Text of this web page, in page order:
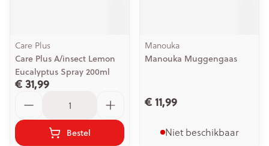
Care Plus
Care Plus A/insect Lemon
Eucalyptus Spray 200ml
€ 31,99
Bestel
Manouka
Manouka Muggengaas
€ 11,99
Niet beschikbaar